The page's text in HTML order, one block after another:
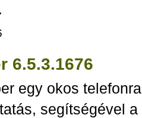
6.5.3.1676
egy okos
segítségével